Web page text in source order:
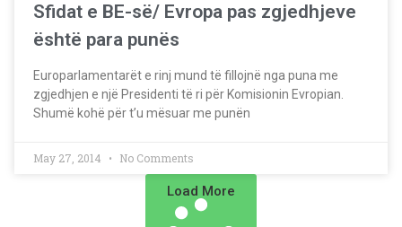
Sfidat e BE-së/ Evropa pas zgjedhjeve
është para punës
Europarlamentarët e rinj mund të fillojnë nga puna me
zgjedhjen e një Presidenti të ri për Komisionin Evropian.
Shumë kohë për t’u mësuar me punën
May 27, 2014 No Comments
Load More